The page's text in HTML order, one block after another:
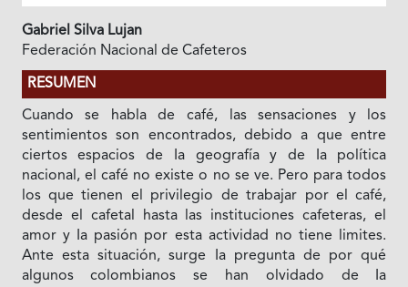
Gabriel Silva Lujan
Federación Nacional de Cafeteros
RESUMEN
Cuando se habla de café, las sensaciones y los
sentimientos son encontrados, debido a que entre
ciertos espacios de Ia geografía y de Ia política
nacional, el café no existe o no se ve. Pero para todos
los que tienen el privilegio de trabajar por el café,
desde el cafetal hasta las instituciones cafeteras, el
amor y Ia pasión por esta actividad no tiene limites.
Ante esta situación, surge Ia pregunta de por qué
algunos colombianos se han olvidado de Ia